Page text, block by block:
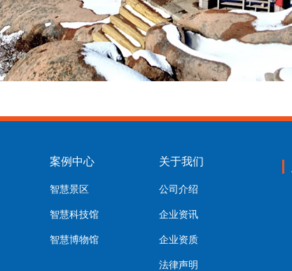
案例中心
智慧景区
智慧科技馆
智慧博物馆
关于我们
公司介绍
企业资讯
企业资质
法律声明